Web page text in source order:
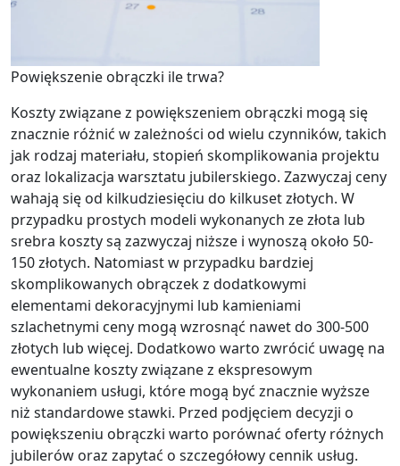
Powiększenie obrączki ile trwa?
Koszty związane z powiększeniem obrączki mogą się
znacznie różnić w zależności od wielu czynników, takich
jak rodzaj materiału, stopień skomplikowania projektu
oraz lokalizacja warsztatu jubilerskiego. Zazwyczaj ceny
wahają się od kilkudziesięciu do kilkuset złotych. W
przypadku prostych modeli wykonanych ze złota lub
srebra koszty są zazwyczaj niższe i wynoszą około 50-
150 złotych. Natomiast w przypadku bardziej
skomplikowanych obrączek z dodatkowymi
elementami dekoracyjnymi lub kamieniami
szlachetnymi ceny mogą wzrosnąć nawet do 300-500
złotych lub więcej. Dodatkowo warto zwrócić uwagę na
ewentualne koszty związane z ekspresowym
wykonaniem usługi, które mogą być znacznie wyższe
niż standardowe stawki. Przed podjęciem decyzji o
powiększeniu obrączki warto porównać oferty różnych
jubilerów oraz zapytać o szczegółowy cennik usług.